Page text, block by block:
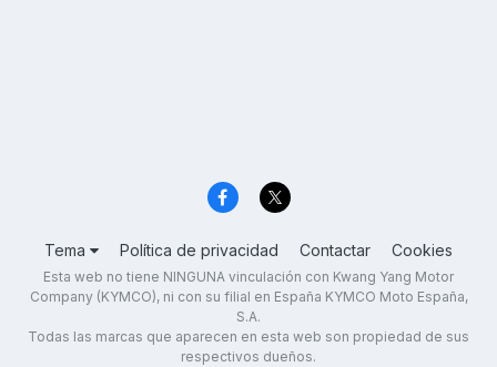
Tema Política de privacidad Contactar Cookies
Esta web no tiene NINGUNA vinculación con Kwang Yang Motor
Company (KYMCO), ni con su filial en España KYMCO Moto España,
S.A.
Todas las marcas que aparecen en esta web son propiedad de sus
respectivos dueños.